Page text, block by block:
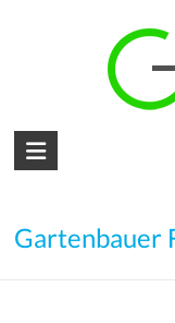
den
Gartenbauer